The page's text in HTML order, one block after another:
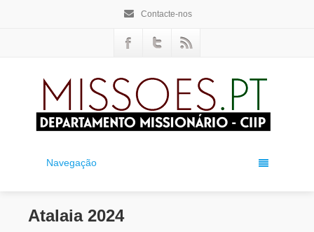
Contacte-nos
Navegação
Atalaia 2024